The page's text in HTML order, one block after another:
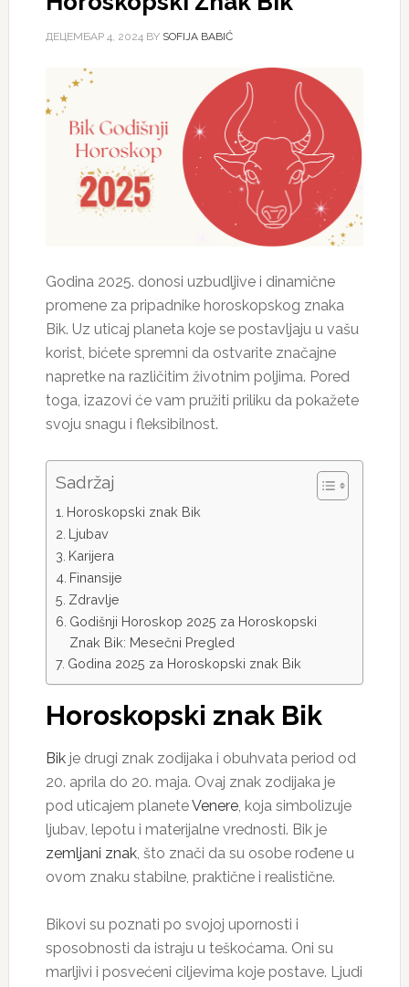
ДЕЦЕМБАР 4, 2024BY SOFIJA BABIĆ
Godina 2025. donosi uzbudljive i dinamične
promene za pripadnike horoskopskog znaka
Bik. Uz uticaj planeta koje se postavljaju u vašu
korist, bićete spremni da ostvarite značajne
napretke na različitim životnim poljima. Pored
toga, izazovi će vam pružiti priliku da pokažete
svoju snagu i fleksibilnost.
Sadržaj
Horoskopski znak Bik
Ljubav
Karijera
Finansije
Zdravlje
Godišnji Horoskop 2025 za Horoskopski
Znak Bik: Mesečni Pregled
Godina 2025 za Horoskopski znak Bik
Horoskopski znak Bik
Bikje drugi znak zodijaka i obuhvata period od
20. aprila do 20. maja. Ovaj znak zodijaka je
pod uticajem planeteVenere, koja simbolizuje
ljubav, lepotu i materijalne vrednosti. Bik je
zemljani znak, što znači da su osobe rođene u
ovom znaku stabilne, praktične i realistične.
Bikovi su poznati po svojoj upornosti i
sposobnosti da istraju u teškoćama. Oni su
marljivi i posvećeni ciljevima koje postave. Ljudi